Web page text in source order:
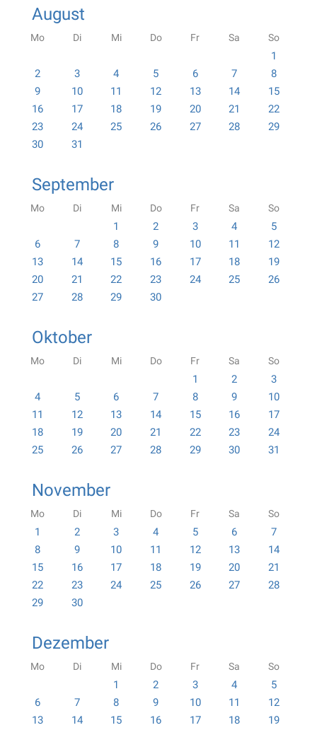
August
Mo Di Mi Do Fr Sa So
1
2
3 4 5 6 7
8
9
10 11 12 13 14
15
16
17 18 19 20 21
22
23
24 25 26 27 28
29
30
31
September
Mo Di Mi Do Fr Sa So
1 2 3 4
5
6
7 8 9 10 11
12
13
14 15 16 17 18
19
20
21 22 23 24 25
26
27
28 29 30
Oktober
Mo Di Mi Do Fr Sa So
1 2
3
4
5 6 7 8 9
10
11
12 13 14 15 16
17
18
19 20 21 22 23
24
25
26 27 28 29 30 31
November
Mo Di Mi Do Fr Sa So
1 2 3 4 5 6
7
8
9 10 11 12 13
14
15
16 17 18 19 20
21
22
23 24 25 26 27
28
29
30
Dezember
Mo Di Mi Do Fr Sa So
1 2 3 4
5
6
7 8 9 10 11
12
13
14 15 16 17 18
19